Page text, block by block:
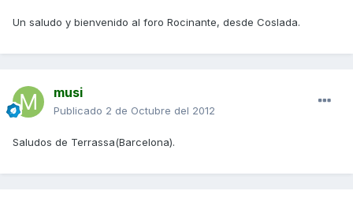
Un saludo y bienvenido al foro Rocinante, desde Coslada.
musi
Publicado 2 de Octubre del 2012
Saludos de Terrassa(Barcelona).